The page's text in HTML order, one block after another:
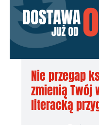
Nie przegap
zmienią Twój
literacką